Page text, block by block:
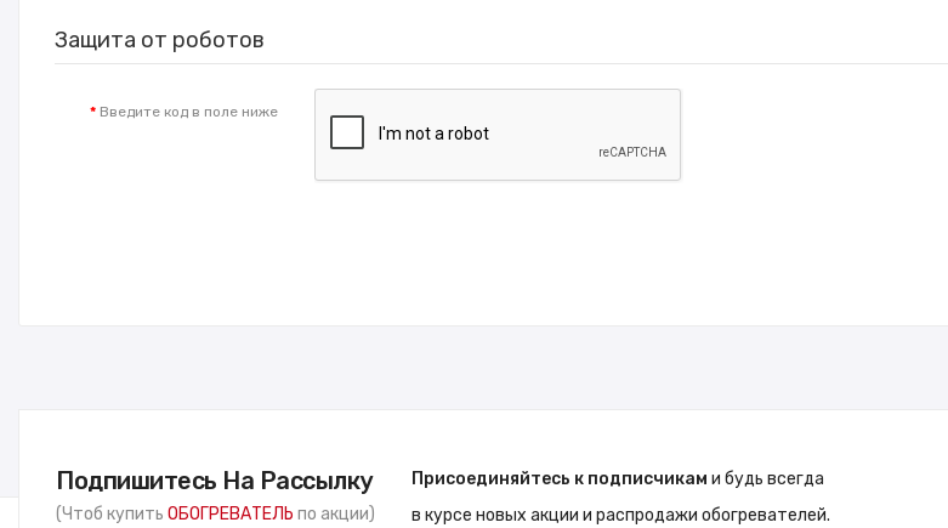
Защита от роботов
Введите код в поле ниже
Подпишитесь На Рассылку
(Чтоб купить ОБОГРЕВАТЕЛЬ по акции)
Присоединяйтесь к подписчикам и будь всегда
в курсе новых акции и распродажи обогревателей.